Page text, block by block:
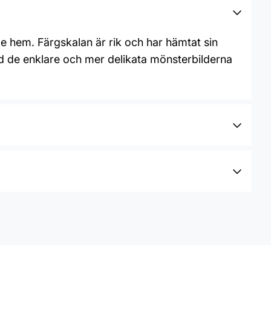
hem. Färgskalan är rik och har hämtat sin
de enklare och mer delikata mönsterbilderna